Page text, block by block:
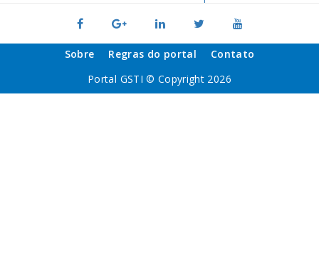
Sobre Regras do portal
Contato
Portal GSTI © Copyright 2026